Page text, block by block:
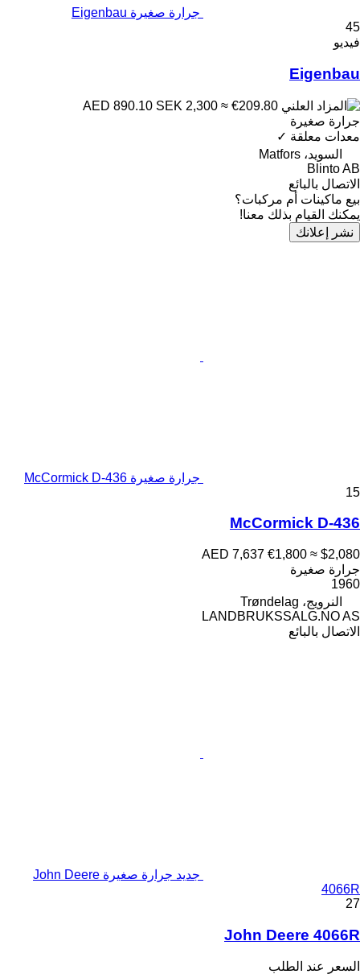
جرارة صغيرة Eigenbau
45
فيديو
Eigenbau
SEK 2,300 ≈ €209.80
جرارة صغيرة
معدات معلقة ✓
السويد، Matfors
Blinto AB
الاتصال بالبائع
بيع ماكينات أم مركبات؟
يمكنك القيام بذلك معنا!
نشر إعلانك
جرارة صغيرة McCormick D-436
15
McCormick D-436
AED 7,637 €1,800 ≈ $2,080
جرارة صغيرة
1960
النرويج، Trøndelag
LANDBRUKSSALG.NO AS
الاتصال بالبائع
جديد جرارة صغيرة John Deere
4066R
27
John Deere 4066R
السعر عند الطلب